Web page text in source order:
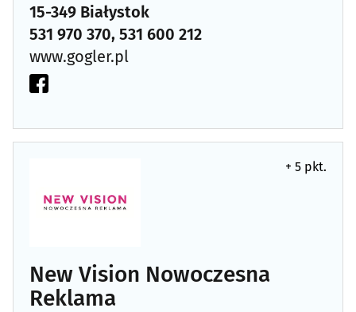
15-349 Białystok
531 970 370, 531 600 212
www.gogler.pl
+ 5 pkt.
New Vision Nowoczesna
Reklama